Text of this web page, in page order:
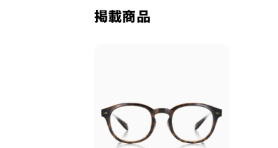
掲載商品